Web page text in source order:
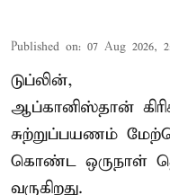
Published on: 07 Aug 2026,
டுப்லின்,
ஆப்கானிஸ்தான்
சுற்றுப்பயணம்
கொண்ட ஒருநாள்
வருகிறது.